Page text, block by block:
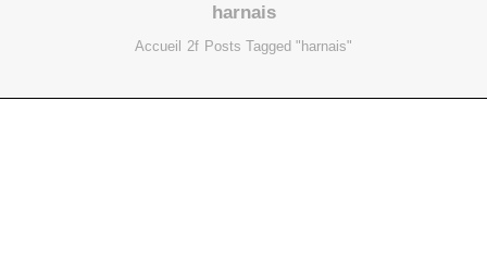
09 52 15 71 62
harnais
Accueil Posts Tagged "harnais"